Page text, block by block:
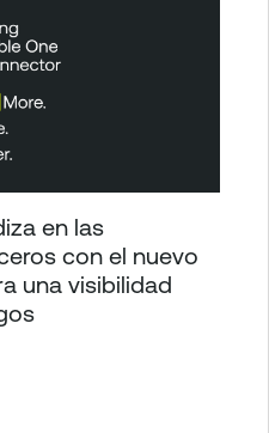
en las
con el nuevo
una visibilidad